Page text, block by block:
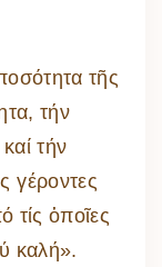
τῆς
τήν
τήν
γέροντες
τίς ὁποῖες
καλή».